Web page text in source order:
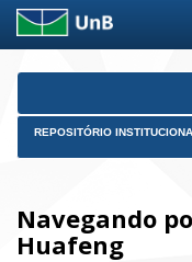
Skip
REPOSITÓRIO
Navegando
Huafeng